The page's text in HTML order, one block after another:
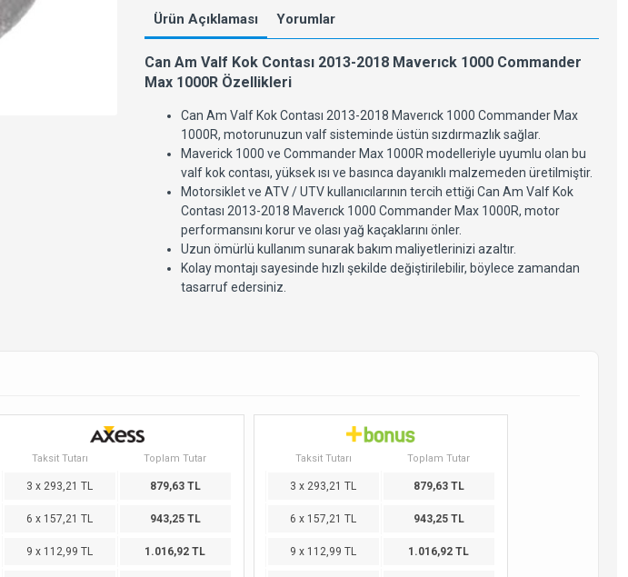
Ürün Açıklaması Yorumlar
Can Am Valf Kok Contası 2013-2018 Maverıck 1000 Commander
Max 1000R Özellikleri
Can Am Valf Kok Contası 2013-2018 Maverıck 1000 Commander Max
1000R, motorunuzun valf sisteminde üstün sızdırmazlık sağlar.
Maverick 1000 ve Commander Max 1000R modelleriyle uyumlu olan bu
valf kok contası, yüksek ısı ve basınca dayanıklı malzemeden üretilmiştir.
Motorsiklet ve ATV / UTV kullanıcılarının tercih ettiği Can Am Valf Kok
Contası 2013-2018 Maverıck 1000 Commander Max 1000R, motor
performansını korur ve olası yağ kaçaklarını önler.
Uzun ömürlü kullanım sunarak bakım maliyetlerinizi azaltır.
Kolay montajı sayesinde hızlı şekilde değiştirilebilir, böylece zamandan
tasarruf edersiniz.
Taksit Tutarı Toplam Tutar
3 x 293,21 TL 879,63 TL
6 x 157,21 TL 943,25 TL
9 x 112,99 TL 1.016,92 TL
Taksit Tutarı Toplam Tutar
3 x 293,21 TL 879,63 TL
6 x 157,21 TL 943,25 TL
9 x 112,99 TL 1.016,92 TL